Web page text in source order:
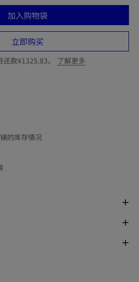
加入购物袋
立即购买
款¥1325.83。 了解更多
的库存情况